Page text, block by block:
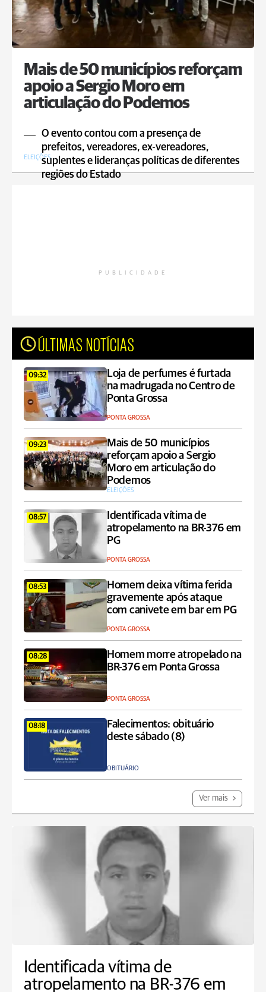
Mais de 50 municípios reforçam
apoio a Sergio Moro em
articulação do Podemos
O evento contou com a presença de
prefeitos, vereadores, ex-vereadores,
suplentes e lideranças políticas de diferentes
regiões do Estado
ELEIÇÕES
PUBLICIDADE
ÚLTIMAS NOTÍCIAS
09:32
Loja de perfumes é furtada
na madrugada no Centro de
Ponta Grossa
PONTA GROSSA
09:23
Mais de 50 municípios
reforçam apoio a Sergio
Moro em articulação do
Podemos
ELEIÇÕES
08:57
Identificada vítima de
atropelamento na BR-376 em
PG
PONTA GROSSA
08:53
Homem deixa vítima ferida
gravemente após ataque
com canivete em bar em PG
PONTA GROSSA
08:28
Homem morre atropelado na
BR-376 em Ponta Grossa
PONTA GROSSA
08:18
Falecimentos: obituário
deste sábado (8)
OBITUÁRIO
Ver mais
Identificada vítima de
atropelamento na BR-376 em